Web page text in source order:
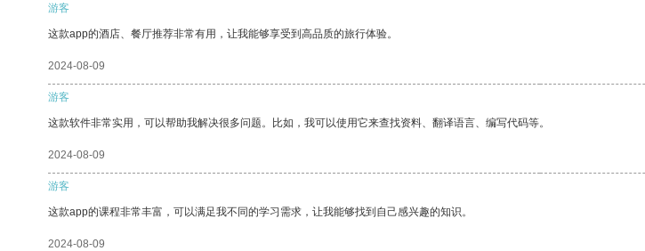
游客
这款app的酒店、餐厅推荐非常有用，让我能够享受到高品质的旅行体验。
2024-08-09
游客
这款软件非常实用，可以帮助我解决很多问题。比如，我可以使用它来查找资料、翻译语言、编写代码等。
2024-08-09
游客
这款app的课程非常丰富，可以满足我不同的学习需求，让我能够找到自己感兴趣的知识。
2024-08-09